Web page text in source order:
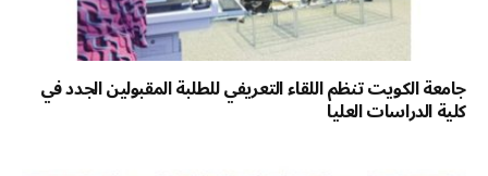
جامعة الكويت تنظم اللقاء التعريفي للطلبة المقبولين الجدد في
كلية الدراسات العليا